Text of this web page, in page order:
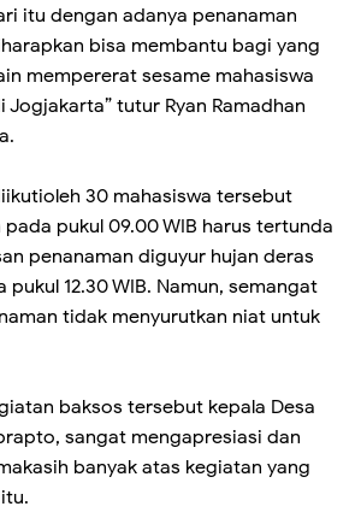
itu dengan adanya penanaman
bisa membantu bagi yang
mempererat sesame mahasiswa
Jogjakarta” tutur Ryan Ramadhan
30 mahasiswa tersebut
pukul 09.00 WIB harus tertunda
penanaman diguyur hujan deras
12.30 WIB. Namun, semangat
tidak menyurutkan niat untuk
baksos tersebut kepala Desa
sangat mengapresiasi dan
banyak atas kegiatan yang